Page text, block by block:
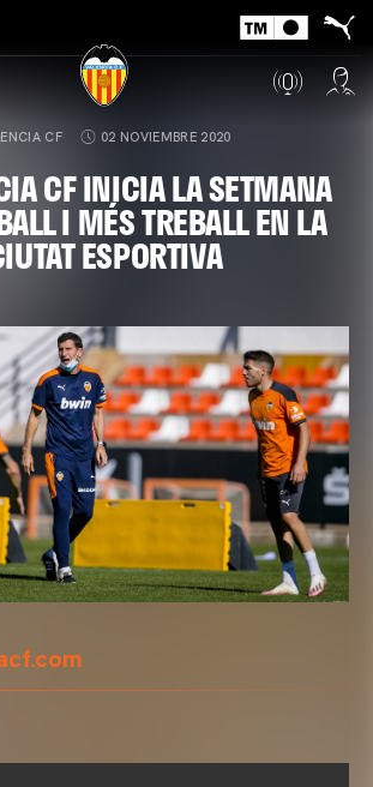
CF 02 NOVIEMBRE 2020
CF INICIA LA SETMANA
I MÉS TREBALL EN LA
ESPORTIVA